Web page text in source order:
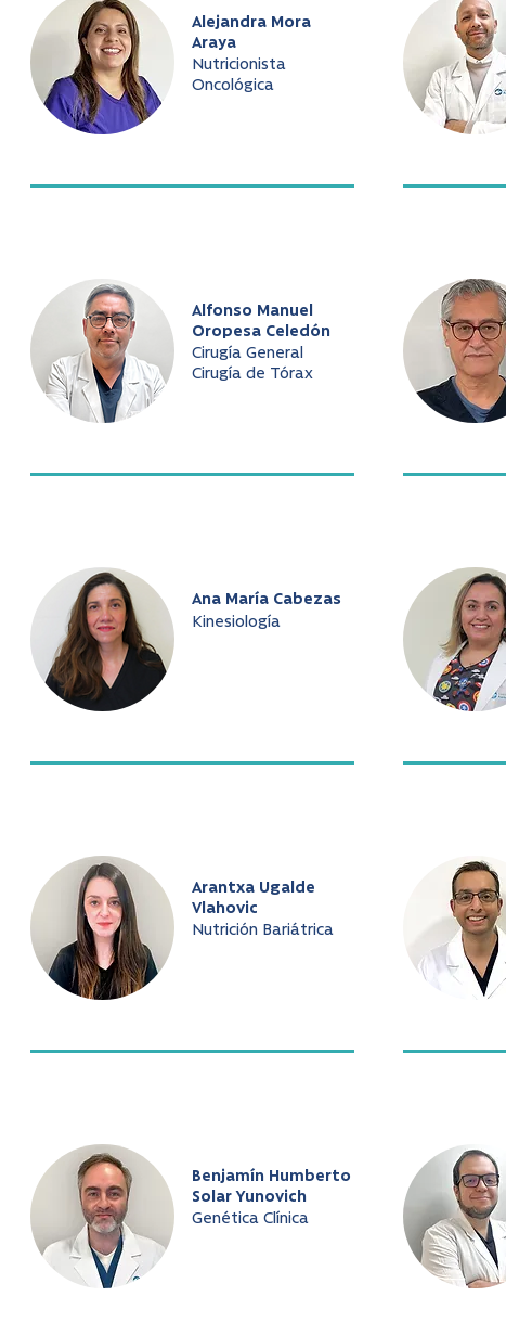
Alejandra Mora
Araya
Nutricionista
Oncológica
Alfonso Manuel
Oropesa Celedón
Cirugía General
Cirugía de Tórax
Ana María Cabezas
Kinesiología
Arantxa Ugalde
Vlahovic
Nutrición Bariátrica
Benjamín Humberto
Solar Yunovich
Genética Clínica